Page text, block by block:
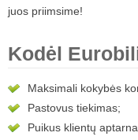
juos priimsime!
Kodėl
Maksimali kokybės
Pastovus tiekimas;
Puikus klientų